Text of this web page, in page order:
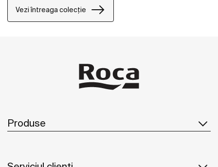
Vezi întreaga colecție
Produse